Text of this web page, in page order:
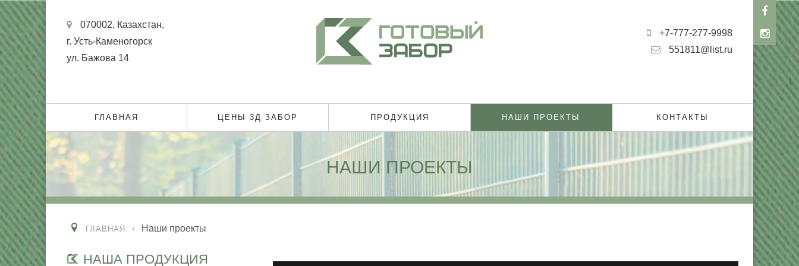
070002, Казахстан,
г. Усть-Каменогорск
ул. Бажова 14
+7-777-277-9998
551811@list.ru
ГЛАВНАЯ ЦЕНЫ 3Д ЗАБОР ПРОДУКЦИЯ НАШИ ПРОЕКТЫ КОНТАКТЫ
НАШИ ПРОЕКТЫ
ГЛАВНАЯ Наши проекты
НАША ПРОДУКЦИЯ